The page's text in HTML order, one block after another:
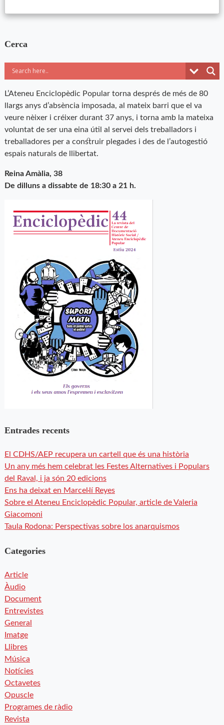
Cerca
L’Ateneu Enciclopèdic Popular torna després de més de 80
llargs anys d’absència imposada, al mateix barri que el va
veure nèixer i créixer durant 37 anys, i torna amb la mateixa
voluntat de ser una eina útil al servei dels treballadors i
treballadores per a construir plegades i des de l’autogestió
espais naturals de llibertat.
Reina Amàlia, 38
De dilluns a dissabte de 18:30 a 21 h.
Entrades recents
El CDHS/AEP recupera un cartell que és una història
Un any més hem celebrat les Festes Alternatives i Populars
del Raval, i ja són 20 edicions
Ens ha deixat en Marcel·lí Reyes
Sobre el Ateneu Enciclopèdic Popular, article de Valeria
Giacomoni
Taula Rodona: Perspectivas sobre los anarquismos
Categories
Article
Àudio
Document
Entrevistes
General
Imatge
Llibres
Música
Notícies
Octavetes
Opuscle
Programes de ràdio
Revista